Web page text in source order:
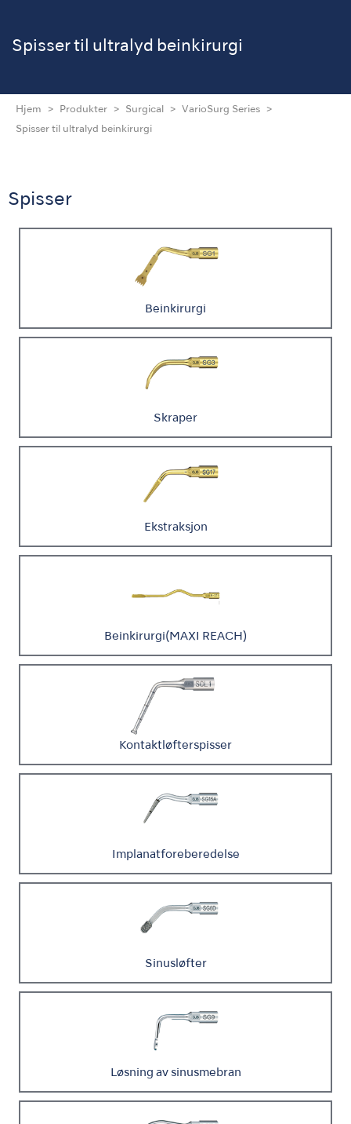
Spissertil ultralyd beinkirurgi
Hjem Produkter Surgical VarioSurg Series
Spisser til ultralyd beinkirurgi
Spisser
Beinkirurgi
Skraper
Ekstraksjon
Beinkirurgi(MAXI REACH)
Kontaktløfterspisser
Implanatforeberedelse
Sinusløfter
Løsning av sinusmebran